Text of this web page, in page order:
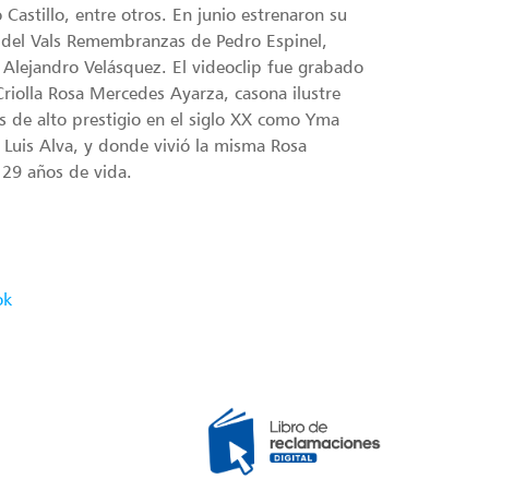
Castillo, entre otros. En junio estrenaron su
Vals Remembranzas de Pedro Espinel,
Velásquez. El videoclip fue grabado
Rosa Mercedes Ayarza, casona ilustre
de alto prestigio en el siglo XX como Yma
Alva, y donde vivió la misma Rosa
años de vida.